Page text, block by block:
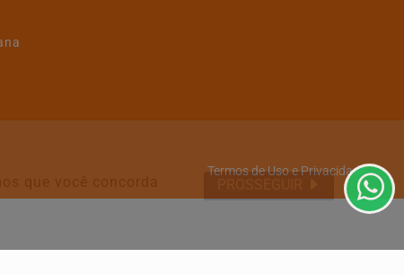
Termos de Uso e Privacidade